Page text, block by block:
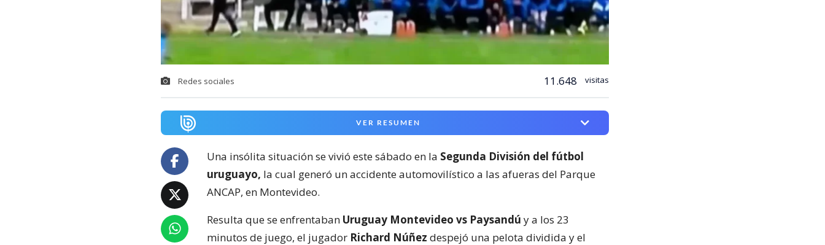
Redes sociales 11.648 visitas
VER RESUMEN
Una insólita situación se vivió este sábado en la Segunda División del fútbol
uruguayo, la cual generó un accidente automovilístico a las afueras del Parque
ANCAP, en Montevideo.
Resulta que se enfrentaban Uruguay Montevideo vs Paysandú y a los 23
minutos de juego, el jugador Richard Núñez despejó una pelota dividida y el